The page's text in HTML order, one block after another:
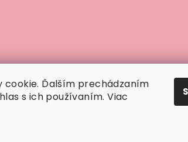
cookie. Ďalším prechádzaním
s ich používaním. Viac